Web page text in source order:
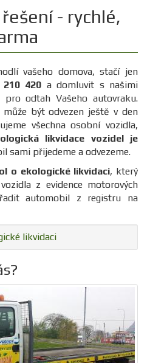
- rychlé,
vašeho domova, stačí jen
210 420 a domluvit s našimi
pro odtah Vašeho autovraku.
být odvezen ještě v den
všechna osobní vozidla,
likvidace vozidel je
sami přijedeme a odvezeme.
o ekologické likvidaci, který
z evidence motorových
automobil z registru na
likvidaci